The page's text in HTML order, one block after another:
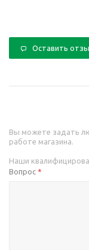
Оставить
Вы можете задать
работе магазина.
Наши
Вопрос *